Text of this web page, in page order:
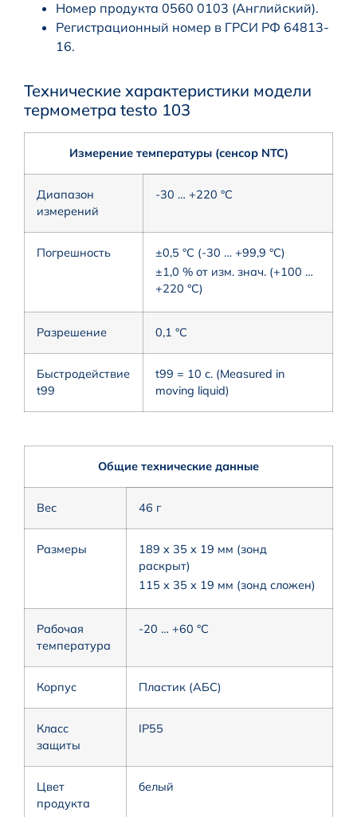
Номер продукта 0560 0103 (Английский).
Регистрационный номер в ГРСИ РФ 64813-
16.
Технические характеристики модели
термометра testo 103
Измерение температуры (сенсор NTC)
Диапазон
измерений
-30 … +220 °C
Погрешность
±0,5 °C (-30 … +99,9 °C)
±1,0 % от изм. знач. (+100 …
+220 °C)
Разрешение 0,1 °C
Быстродействие
t99
t99 = 10 с. (Measured in
moving liquid)
Общие технические данные
Вес 46 г
Размеры
189 x 35 x 19 мм (зонд
раскрыт)
115 x 35 x 19 мм (зонд сложен)
Рабочая
температура
-20 … +60 °C
Корпус Пластик (АБС)
Класс
защиты
IP55
Цвет
продукта
белый